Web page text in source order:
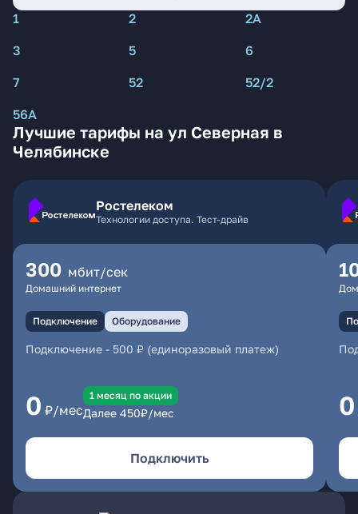
1 2
2А
3
5
6
7
52
52/2
56А
Лучшие тарифы на ул Северная в
Челябинске
Ростелеком
Технологии доступа. Тест-драйв
300 мбит/сек
Домашний интернет
Подключение Оборудование
Подключение - 500 ₽ (единоразовый платеж)
0 ₽/мес
1 месяц по акции
Далее 450₽/мес
Подключить
0